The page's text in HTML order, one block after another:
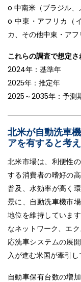
o 中南米（ブラジル、
o 中東・アフリカ（
カ、その他中東・アフ
これらの調査で想定さ
2024年：基準年
2025年：推定年
2025～2035年：予測
北米が自動洗車
アを有すると考
北米市場は、利便性
する消費者の嗜好の
普及、水効率が高く
景に、自動洗車機市
地位を維持していま
なネットワーク、エ
応洗車システムの展
入が進む米国が牽引し
自動車保有台数の増